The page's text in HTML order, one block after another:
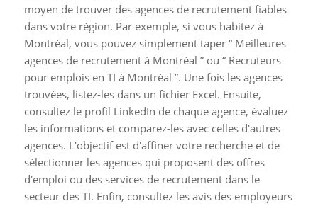
moyen de trouver des agences de recrutement fiables
dans votre région. Par exemple, si vous habitez à
Montréal, vous pouvez simplement taper “ Meilleures
agences de recrutement à Montréal ” ou “ Recruteurs
pour emplois en TI à Montréal ”. Une fois les agences
trouvées, listez-les dans un fichier Excel. Ensuite,
consultez le profil LinkedIn de chaque agence, évaluez
les informations et comparez-les avec celles d'autres
agences. L'objectif est d'affiner votre recherche et de
sélectionner les agences qui proposent des offres
d'emploi ou des services de recrutement dans le
secteur des TI. Enfin, consultez les avis des employeurs